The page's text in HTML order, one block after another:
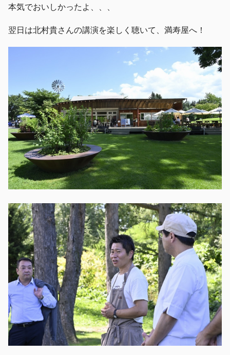
本気でおいしかったよ、、、
翌日は北村貴さんの講演を楽しく聴いて、満寿屋へ！